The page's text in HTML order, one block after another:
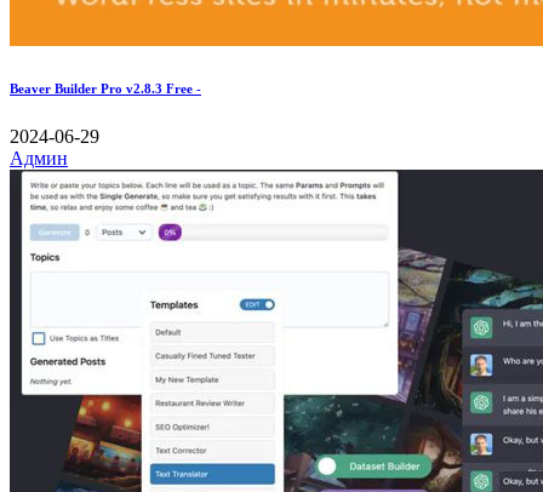
Beaver Builder Pro v2.8.3 Free -
2024-06-29
Админ